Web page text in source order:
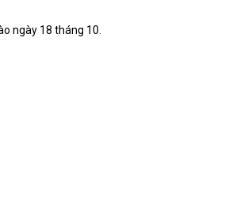
ngày 18 tháng 10.